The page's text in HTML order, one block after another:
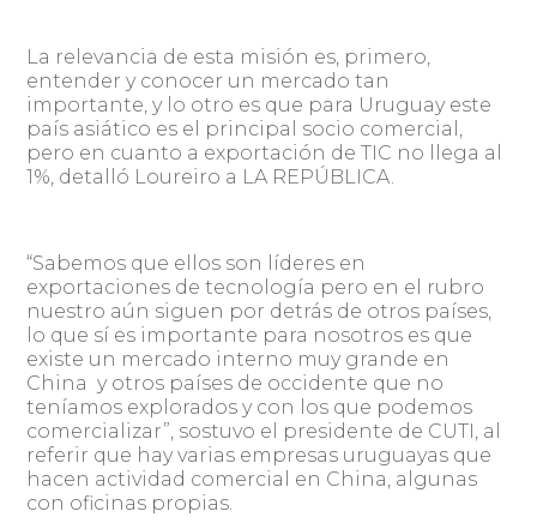
La relevancia de esta misión es, primero,
entender y conocer un mercado tan
importante, y lo otro es que para Uruguay este
país asiático es el principal socio comercial,
pero en cuanto a exportación de TIC no llega al
1%, detalló Loureiro a LA REPÚBLICA.
“Sabemos que ellos son líderes en
exportaciones de tecnología pero en el rubro
nuestro aún siguen por detrás de otros países,
lo que sí es importante para nosotros es que
existe un mercado interno muy grande en
China y otros países de occidente que no
teníamos explorados y con los que podemos
comercializar”, sostuvo el presidente de CUTI, al
referir que hay varias empresas uruguayas que
hacen actividad comercial en China, algunas
con oficinas propias.